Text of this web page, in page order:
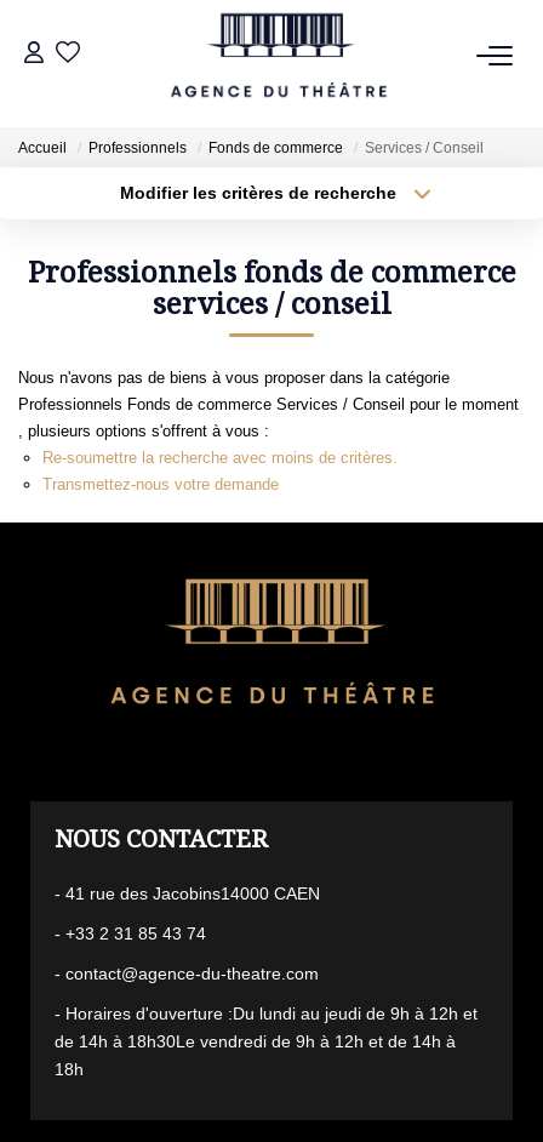
LOCATIONS
ESTIMATION
NOTRE AGENCE
NOUS CONTACTER
Accueil Professionnels Fonds de commerce Services / Conseil
Modifier les critères de recherche
Type de transaction Localisation
Créer une alerte
Professionnels fonds de commerce
services / conseil
Nous n'avons pas de biens à vous proposer dans la catégorie
Professionnels Fonds de commerce Services / Conseil pour le moment
, plusieurs options s'offrent à vous :
Re-soumettre la recherche avec moins de critères.
Transmettez-nous votre demande
L'AGENCE
- 41 rue des Jacobins14000 CAEN
- +33 2 31 85 43 74
- contact@agence-du-theatre.com
- Horaires d'ouverture :Du lundi au jeudi de 9h à 12h et
de 14h à 18h30Le vendredi de 9h à 12h et de 14h à
18h